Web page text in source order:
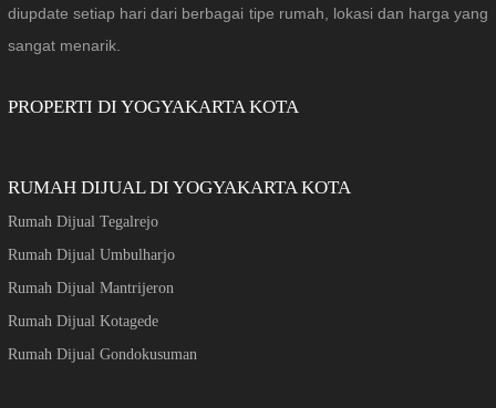
diupdate setiap hari dari berbagai tipe rumah, lokasi dan harga yang
sangat menarik.
PROPERTI DI YOGYAKARTA KOTA
RUMAH DIJUAL DI YOGYAKARTA KOTA
Rumah Dijual Tegalrejo
Rumah Dijual Umbulharjo
Rumah Dijual Mantrijeron
Rumah Dijual Kotagede
Rumah Dijual Gondokusuman